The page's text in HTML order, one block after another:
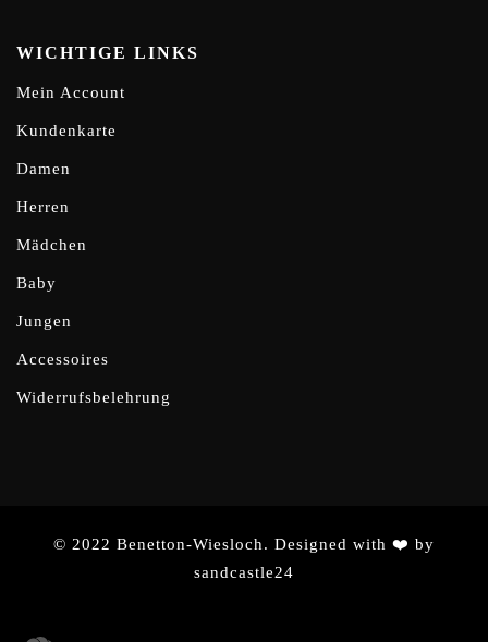
WICHTIGE LINKS
Mein Account
Kundenkarte
Damen
Herren
Mädchen
Baby
Jungen
Accessoires
Widerrufsbelehrung
© 2022 Benetton-Wiesloch. Designed with ❤️ by
sandcastle24